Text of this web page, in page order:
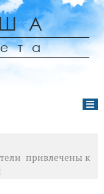
привлечены к